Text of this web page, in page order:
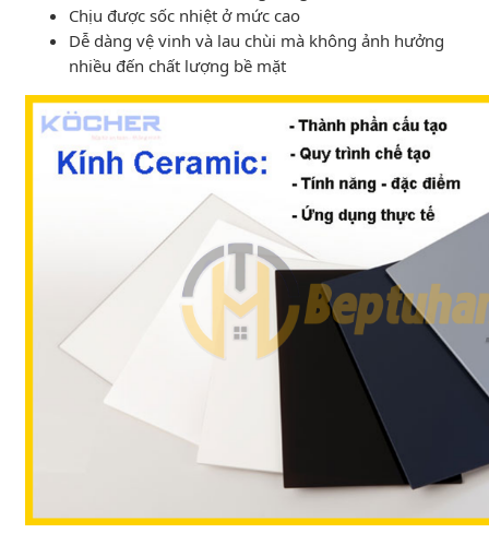
Chịu được sốc nhiệt ở mức cao
Dễ dàng vệ vinh và lau chùi mà không ảnh hưởng
nhiều đến chất lượng bề mặt